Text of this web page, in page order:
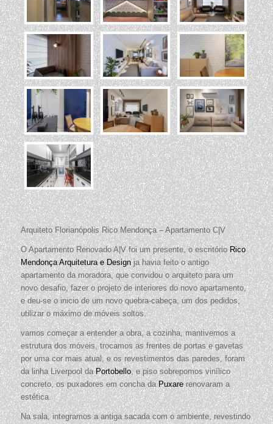
Arquiteto Florianópolis Rico Mendonça – Apartamento C|V
O Apartamento Renovado A|V foi um presente, o escritórioRico
Mendonça Arquitetura e Designja havia feito o antigo
apartamento da moradora, que convidou o arquiteto para um
novo desafio, fazer o projeto de interiores do novo apartamento,
e deu-se o inicio de um novo quebra-cabeça, um dos pedidos,
utilizar o máximo de móveis soltos.
vamos começar a entender a obra, a cozinha, mantivemos a
estrutura dos móveis, trocamos as frentes de portas e gavetas
por uma cor mais atual, e os revestimentos das paredes, foram
da linha Liverpool daPortobello, e piso sobrepomos vinílico
concreto, os puxadores em concha daPuxarerenovaram a
estética.
Na sala, integramos a antiga sacada com o ambiente, revestindo